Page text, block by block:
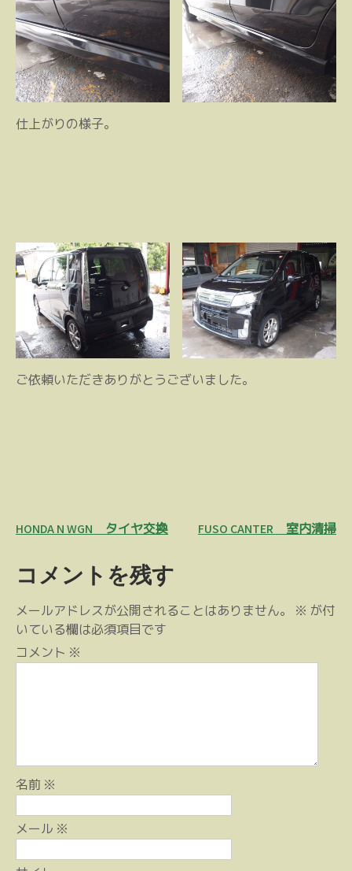
仕上がりの様子。
ご依頼いただきありがとうございました。
投
ナ
ビ
ゲ
ー
シ
HONDA N WGN タイヤ交換 FUSO CANTER 室内清掃
コメントを残す
メールアドレスが公開されることはありません。 ※ が付
いている欄は必須項目です
コメント ※
名前 ※
メール ※